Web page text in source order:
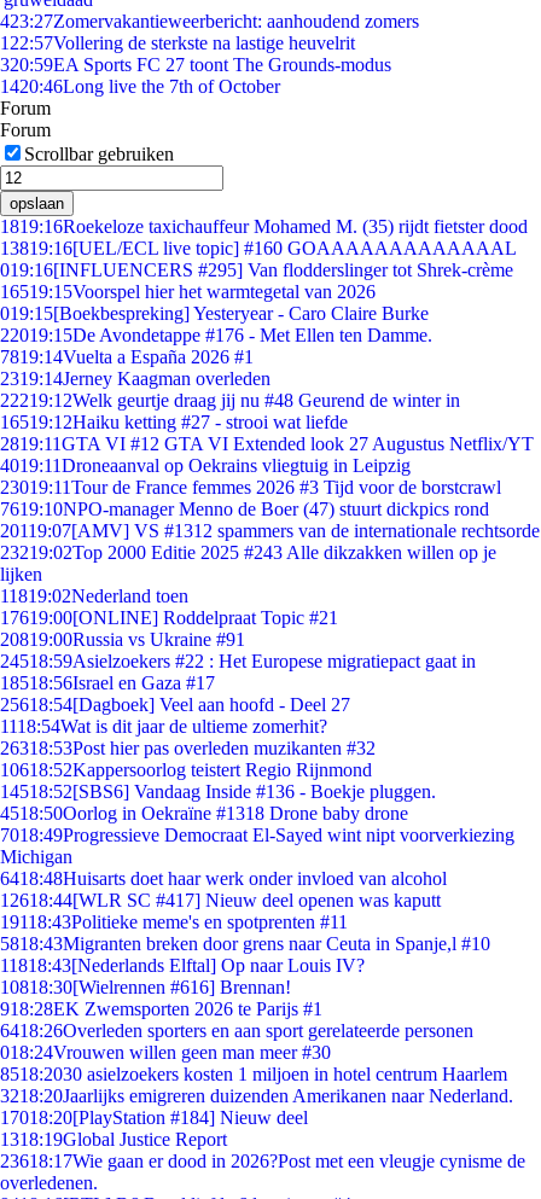
423:27Zomervakantieweerbericht: aanhoudend zomers
1 22:57Vollering de sterkste na lastige heuvelrit
320:59EA Sports FC 27 toont The Grounds-modus
1420:46Long live the 7th of October
Forum
Forum
Scrollbar gebruiken
opslaan
1819:16Roekeloze taxichauffeur Mohamed M. (35) rijdt fietster dood
13819:16[UEL/ECL live topic] #160 GOAAAAAAAAAAAAAL
019:16[INFLUENCERS #295] Van flodderslinger tot Shrek-crème
16519:15Voorspel hier het warmtegetal van 2026
019:15[Boekbespreking] Yesteryear - Caro Claire Burke
22019:15De Avondetappe #176 - Met Ellen ten Damme.
7819:14Vuelta a España 2026 #1
2319:14Jerney Kaagman overleden
22219:12Welk geurtje draag jij nu #48 Geurend de winter in
16519:12Haiku ketting #27 - strooi wat liefde
2819:11GTA VI #12 GTA VI Extended look 27 Augustus Netflix/YT
4019:11Droneaanval op Oekrains vliegtuig in Leipzig
23019:11Tour de France femmes 2026 #3 Tijd voor de borstcrawl
7619:10NPO-manager Menno de Boer (47) stuurt dickpics rond
20119:07[AMV] VS #1312 spammers van de internationale rechtsorde
23219:02Top 2000 Editie 2025 #243 Alle dikzakken willen op je
lijken
11819:02Nederland toen
17619:00[ONLINE] Roddelpraat Topic #21
20819:00Russia vs Ukraine #91
24518:59Asielzoekers #22 : Het Europese migratiepact gaat in
18518:56Israel en Gaza #17
25618:54[Dagboek] Veel aan hoofd - Deel 27
1118:54Wat is dit jaar de ultieme zomerhit?
26318:53Post hier pas overleden muzikanten #32
10618:52Kappersoorlog teistert Regio Rijnmond
14518:52[SBS6] Vandaag Inside #136 - Boekje pluggen.
4518:50Oorlog in Oekraïne #1318 Drone baby drone
7018:49Progressieve Democraat El-Sayed wint nipt voorverkiezing
Michigan
6418:48Huisarts doet haar werk onder invloed van alcohol
12618:44[WLR SC #417] Nieuw deel openen was kaputt
19118:43Politieke meme's en spotprenten #11
5818:43Migranten breken door grens naar Ceuta in Spanje,l #10
11818:43[Nederlands Elftal] Op naar Louis IV?
10818:30[Wielrennen #616] Brennan!
918:28EK Zwemsporten 2026 te Parijs #1
6418:26Overleden sporters en aan sport gerelateerde personen
018:24Vrouwen willen geen man meer #30
8518:2030 asielzoekers kosten 1 miljoen in hotel centrum Haarlem
3218:20Jaarlijks emigreren duizenden Amerikanen naar Nederland.
17018:20[PlayStation #184] Nieuw deel
1318:19Global Justice Report
23618:17Wie gaan er dood in 2026?Post met een vleugje cynisme de
overledenen.